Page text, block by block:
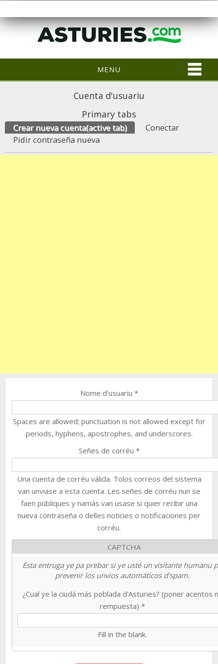
MENU
Cuenta d'usuariu
Primary tabs
Crear nueva cuenta(active tab)
Conectar
Pidir contraseña nueva
Nome d'usuariu *
Spaces are allowed; punctuation is not allowed except for
periods, hyphens, apostrophes, and underscores.
Señes de corréu *
Una cuenta de corréu válida. Tolos correos del sistema
van unviase a esta cuenta. Les señes de corréu nun se
faen públiques y namás van usase si quier recibir una
nueva contraseña o delles noticies o notificaciones per
corréu.
CAPTCHA
Esta entruga ye pa prebar si ye usté un visitante humanu
prevenir los unvios automáticos d'spam.
¿Cual ye la ciudá más poblada d'Asturies? (poner acentos
rempuesta) *
Fill in the blank.